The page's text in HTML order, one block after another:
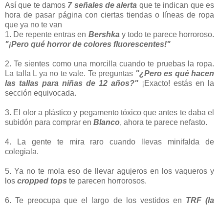
Así que te damos 7 señales de alerta que te indican que es
hora de pasar página con ciertas tiendas o líneas de ropa
que ya no te van
1. De repente entras en Bershka y todo te parece horroroso.
"¡Pero qué horror de colores fluorescentes!"
2. Te sientes como una morcilla cuando te pruebas la ropa.
La talla L ya no te vale. Te preguntas "¿Pero es qué hacen
las tallas para niñas de 12 años?" ¡Exacto! estás en la
sección equivocada.
3. El olor a plástico y pegamento tóxico que antes te daba el
subidón para comprar en Blanco, ahora te parece nefasto.
4. La gente te mira raro cuando llevas minifalda de
colegiala.
5. Ya no te mola eso de llevar agujeros en los vaqueros y
los cropped tops te parecen horrorosos.
6. Te preocupa que el largo de los vestidos en TRF (la